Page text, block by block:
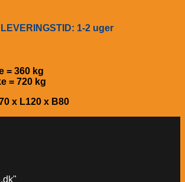
1-2 uger
= 360 kg
= 720 kg
x L120 x B80